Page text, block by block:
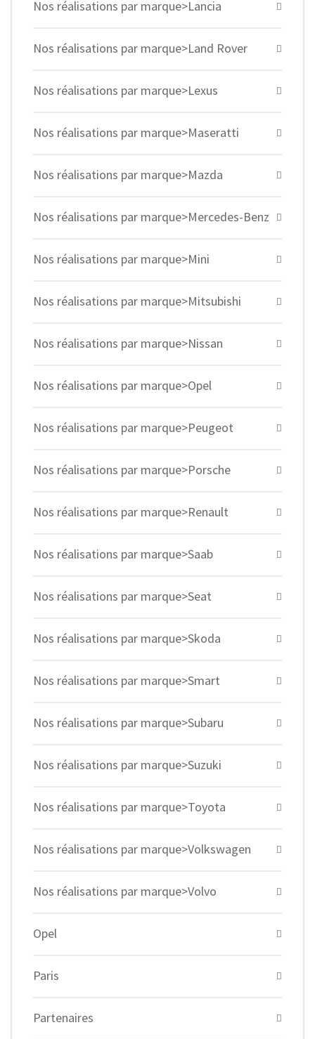
Nos réalisations par marque>Lancia
Nos réalisations par marque>Land Rover
Nos réalisations par marque>Lexus
Nos réalisations par marque>Maseratti
Nos réalisations par marque>Mazda
Nos réalisations par marque>Mercedes-Benz
Nos réalisations par marque>Mini
Nos réalisations par marque>Mitsubishi
Nos réalisations par marque>Nissan
Nos réalisations par marque>Opel
Nos réalisations par marque>Peugeot
Nos réalisations par marque>Porsche
Nos réalisations par marque>Renault
Nos réalisations par marque>Saab
Nos réalisations par marque>Seat
Nos réalisations par marque>Skoda
Nos réalisations par marque>Smart
Nos réalisations par marque>Subaru
Nos réalisations par marque>Suzuki
Nos réalisations par marque>Toyota
Nos réalisations par marque>Volkswagen
Nos réalisations par marque>Volvo
Opel
Paris
Partenaires